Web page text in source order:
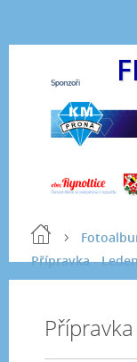
Přípravka -